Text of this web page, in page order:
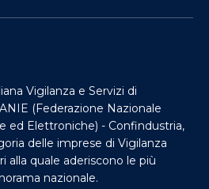
Vigilanza e Servizi di
(Federazione Nazionale
ed Elettroniche) - Confindustria,
delle imprese di Vigilanza
alla quale aderiscono le più
nazionale.